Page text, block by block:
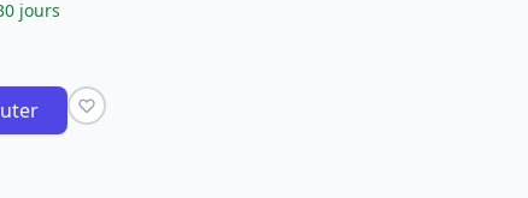
jours